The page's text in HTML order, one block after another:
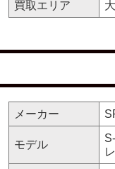
買取エリア
メーカー
モデル